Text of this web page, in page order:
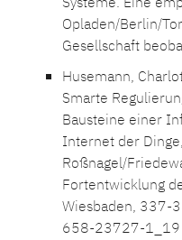
Opladen/Berlin/
Gesellschaft
Husemann,
Smarte
Bausteine einer
Internet der
Roßnagel/
Fortentwicklung
Wiesbaden,
658-23727-